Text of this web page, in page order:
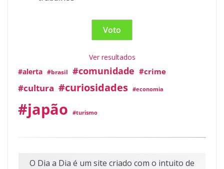
Ver resultados
#alerta #brasil #comunidade #crime
#cultura #curiosidades #economia
#japão #turismo
O Dia a Dia é um site criado com o intuito de